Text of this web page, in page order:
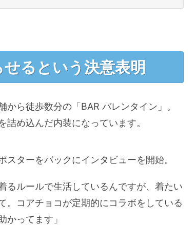
るという決意表明
ら徒歩数分の「BAR バレンタイン」。
め込んだ内装になっています。
ターをバックにインタビューを開始。
るルールで生活しているんですが、着たい
。コアチョコが定期的にコラボをしている
かってます」